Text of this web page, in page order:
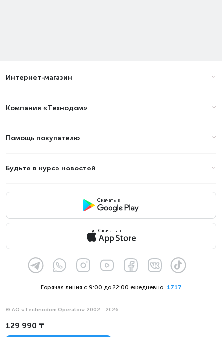
129 990 ₸
Интернет-магазин
Компания «Технодом»
Помощь покупателю
Будьте в курсе новостей
Скачать в
Скачать в
1717
Горячая линия с 9:00 до 22:00 ежедневно
© АО «Technodom Operator» 2002—2026